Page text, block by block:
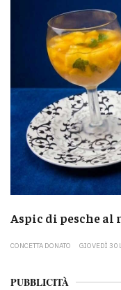
Aspic di pesche al
CONCETTA DONATO GIOVEDÌ 30
PUBBLICITÀ